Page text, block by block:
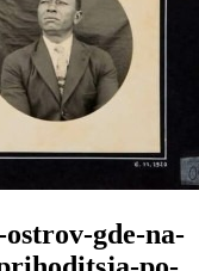
gde-na-